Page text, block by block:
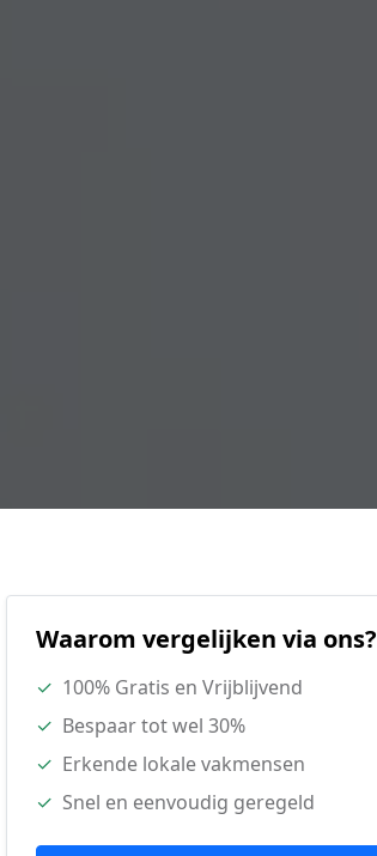
Waarom vergelijken via ons?
✓ 100% Gratis en Vrijblijvend
✓ Bespaar tot wel 30%
✓ Erkende lokale vakmensen
✓ Snel en eenvoudig geregeld